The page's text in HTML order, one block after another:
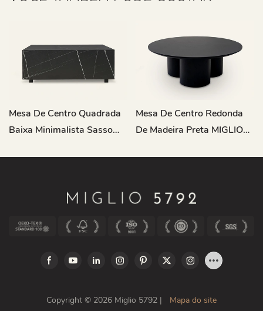
Mesa De Centro Quadrada
Baixa Minimalista Sasso
Mesa De Centro Redonda
De Madeira Preta MIGLIO
Copyright © 2026 Miglio 5792 | Mapa do site